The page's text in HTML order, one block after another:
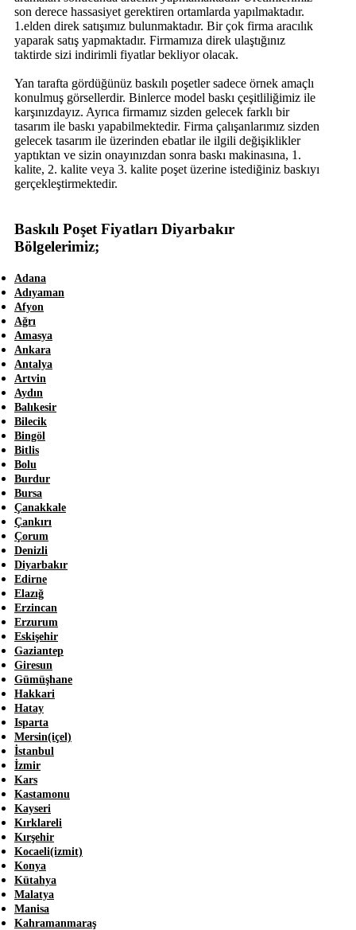
son derece hassasiyet gerektiren ortamlarda yapılmaktadır.
1.elden direk satışımız bulunmaktadır. Bir çok firma aracılık
yaparak satış yapmaktadır. Firmamıza direk ulaştığınız
taktirde sizi indirimli fiyatlar bekliyor olacak.
Yan tarafta gördüğünüz baskılı poşetler sadece örnek amaçlı
konulmuş görsellerdir. Binlerce model baskı çeşitliliğimiz ile
karşınızdayız. Ayrıca firmamız sizden gelecek farklı bir
tasarım ile baskı yapabilmektedir. Firma çalışanlarımız sizden
gelecek tasarım ile üzerinden ebatlar ile ilgili değişiklikler
yaptıktan ve sizin onayınızdan sonra baskı makinasına, 1.
kalite, 2. kalite veya 3. kalite poşet üzerine istediğiniz baskıyı
gerçekleştirmektedir.
Baskılı Poşet Fiyatları Diyarbakır
Bölgelerimiz;
Adana
Adıyaman
Afyon
Ağrı
Amasya
Ankara
Antalya
Artvin
Aydın
Balıkesir
Bilecik
Bingöl
Bitlis
Bolu
Burdur
Bursa
Çanakkale
Çankırı
Çorum
Denizli
Diyarbakır
Edirne
Elazığ
Erzincan
Erzurum
Eskişehir
Gaziantep
Giresun
Gümüşhane
Hakkari
Hatay
Isparta
Mersin(içel)
İstanbul
İzmir
Kars
Kastamonu
Kayseri
Kırklareli
Kırşehir
Kocaeli(izmit)
Konya
Kütahya
Malatya
Manisa
Kahramanmaraş